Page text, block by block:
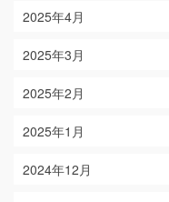
2025年4月
2025年3月
2025年2月
2025年1月
2024年12月